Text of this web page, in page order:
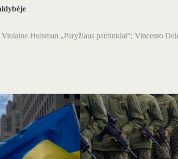
Violaine Huisman „Paryžiaus paminklai“; Vincento